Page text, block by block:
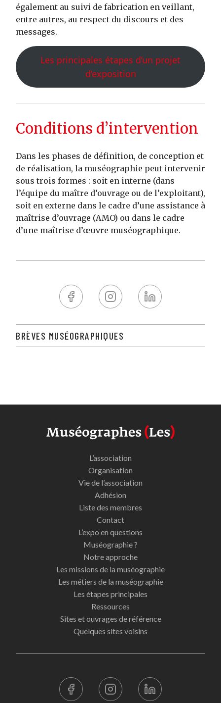
également au suivi de fabrication en veillant,
entre autres, au respect du discours et des
messages.
Les principales étapes d’un projet
d’exposition
Conditions d’intervention
Dans les phases de définition, de conception et
de réalisation, la muséographie peut intervenir
sous trois formes : soit en interne (dans
l’équipe du maître d’ouvrage ou de l’exploitant),
soit en externe dans le cadre d’une assistance à
maîtrise d’ouvrage (AMO) ou dans le cadre
d’une maîtrise d’œuvre muséographique.
BRÈVES MUSÉOGRAPHIQUES
L’association
Organisation
Vie de l’association
Adhésion
Liste des membres
Contact
L’expo en questions
Muséographie ?
Notre approche
Les missions de la muséographie
Les métiers de la muséographie
Les étapes principales
Ressources
Sites et ouvrages de référence
Quelques sites voisins